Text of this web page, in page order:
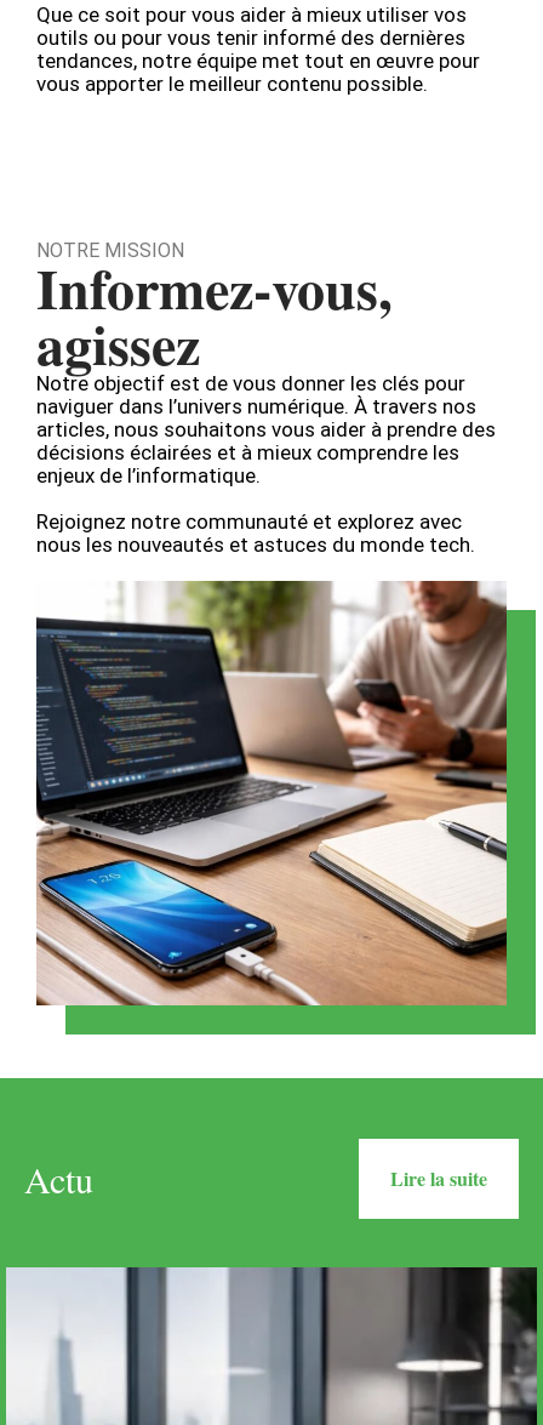
Que ce soit pour vous aider à mieux utiliser vos
outils ou pour vous tenir informé des dernières
tendances, notre équipe met tout en œuvre pour
vous apporter le meilleur contenu possible.
NOTRE MISSION
Informez-vous,
agissez
Notre objectif est de vous donner les clés pour
naviguer dans l’univers numérique. À travers nos
articles, nous souhaitons vous aider à prendre des
décisions éclairées et à mieux comprendre les
enjeux de l’informatique.
Rejoignez notre communauté et explorez avec
nous les nouveautés et astuces du monde tech.
Actu Lire la suite